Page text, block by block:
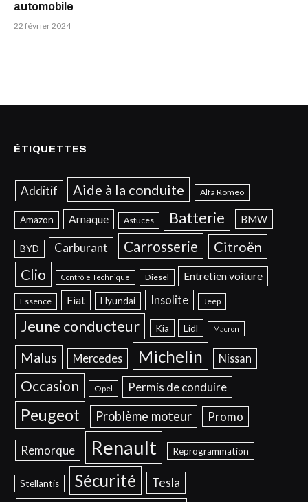
automobile
22 février 2024
ÉTIQUETTES
Additif Aide à la conduite Alfa Romeo
Amazon Arnaque Astuces Batterie BMW
BYD Carburant Carrosserie Citroën
Clio Contrôle Technique Diesel Entretien voiture
Essence Fiat Hyundai Insolite Jeep
Jeune conducteur Kia Lidl Macron
Malus Mercedes Michelin Nissan
Occasion Opel Permis de conduire
Peugeot Problème moteur Promo
Remorque Renault Reprogrammation
Stellantis Sécurité Tesla